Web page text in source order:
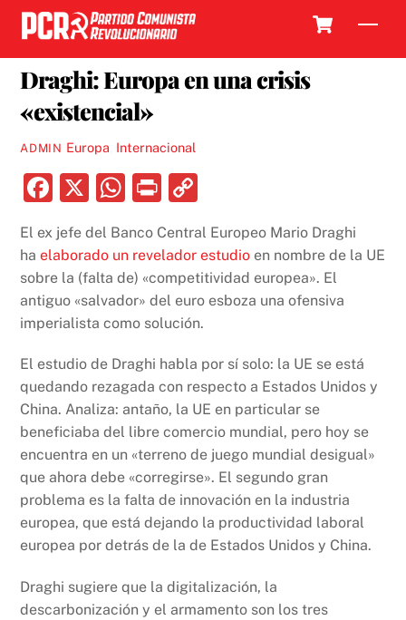
Skip
content
Draghi: Europa en una crisis
«existencial»
ADMIN Europa Internacional
F
c
e
b
o
o
k
X
W
at
s
A
p
p
P
nt p
y
Li
n
k
El ex jefe del Banco Central Europeo Mario Draghi
ha elaborado un revelador estudio en nombre de la UE
sobre la (falta de) «competitividad europea». El
antiguo «salvador» del euro esboza una ofensiva
imperialista como solución.
El estudio de Draghi habla por sí solo: la UE se está
quedando rezagada con respecto a Estados Unidos y
China. Analiza: antaño, la UE en particular se
beneficiaba del libre comercio mundial, pero hoy se
encuentra en un «terreno de juego mundial desigual»
que ahora debe «corregirse». El segundo gran
problema es la falta de innovación en la industria
europea, que está dejando la productividad laboral
europea por detrás de la de Estados Unidos y China.
Draghi sugiere que la digitalización, la
descarbonización y el armamento son los tres